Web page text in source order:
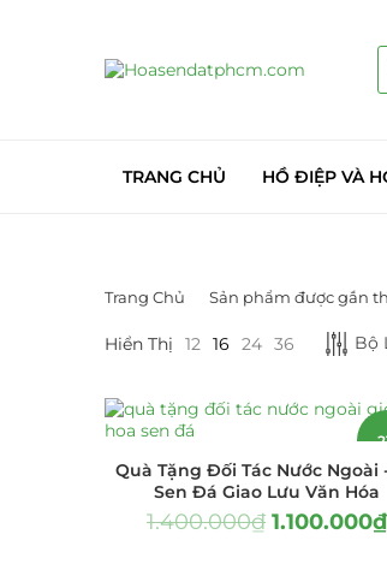
TRANG CHỦ HỒ ĐIỆP VÀ
DANH MỤC SẢN PHẨM
Cây Sen Đá Giá Sỉ
Chậu Sen Đá Mini (8)
Trang Chủ Sản phẩm được gắn
Hiển Thị 12 16 24 36 Bộ
-
Quà Tặng Đối Tác Nước Ngoài
Sen Đá Giao Lưu Văn Hóa
1.400.000₫ 1.100.000₫